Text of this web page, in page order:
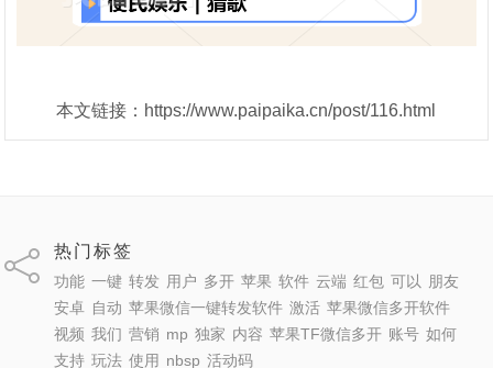
本文链接：https://www.paipaika.cn/post/116.html
热门标签
功能 一键 转发 用户 多开 苹果 软件 云端 红包 可以 朋友
安卓 自动 苹果微信一键转发软件 激活 苹果微信多开软件
视频 我们 营销 mp 独家 内容 苹果TF微信多开 账号 如何
支持 玩法 使用 nbsp 活动码